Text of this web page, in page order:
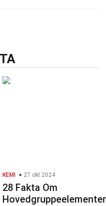
KEMI 27 okt 2024
28 Fakta Om
Hovedgruppeelementer